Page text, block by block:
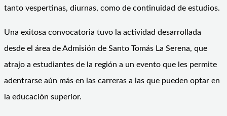
tanto vespertinas, diurnas, como de continuidad de estudios.
Una exitosa convocatoria tuvo la actividad desarrollada
desde el área de Admisión de Santo Tomás La Serena, que
atrajo a estudiantes de la región a un evento que les permite
adentrarse aún más en las carreras a las que pueden optar en
la educación superior.